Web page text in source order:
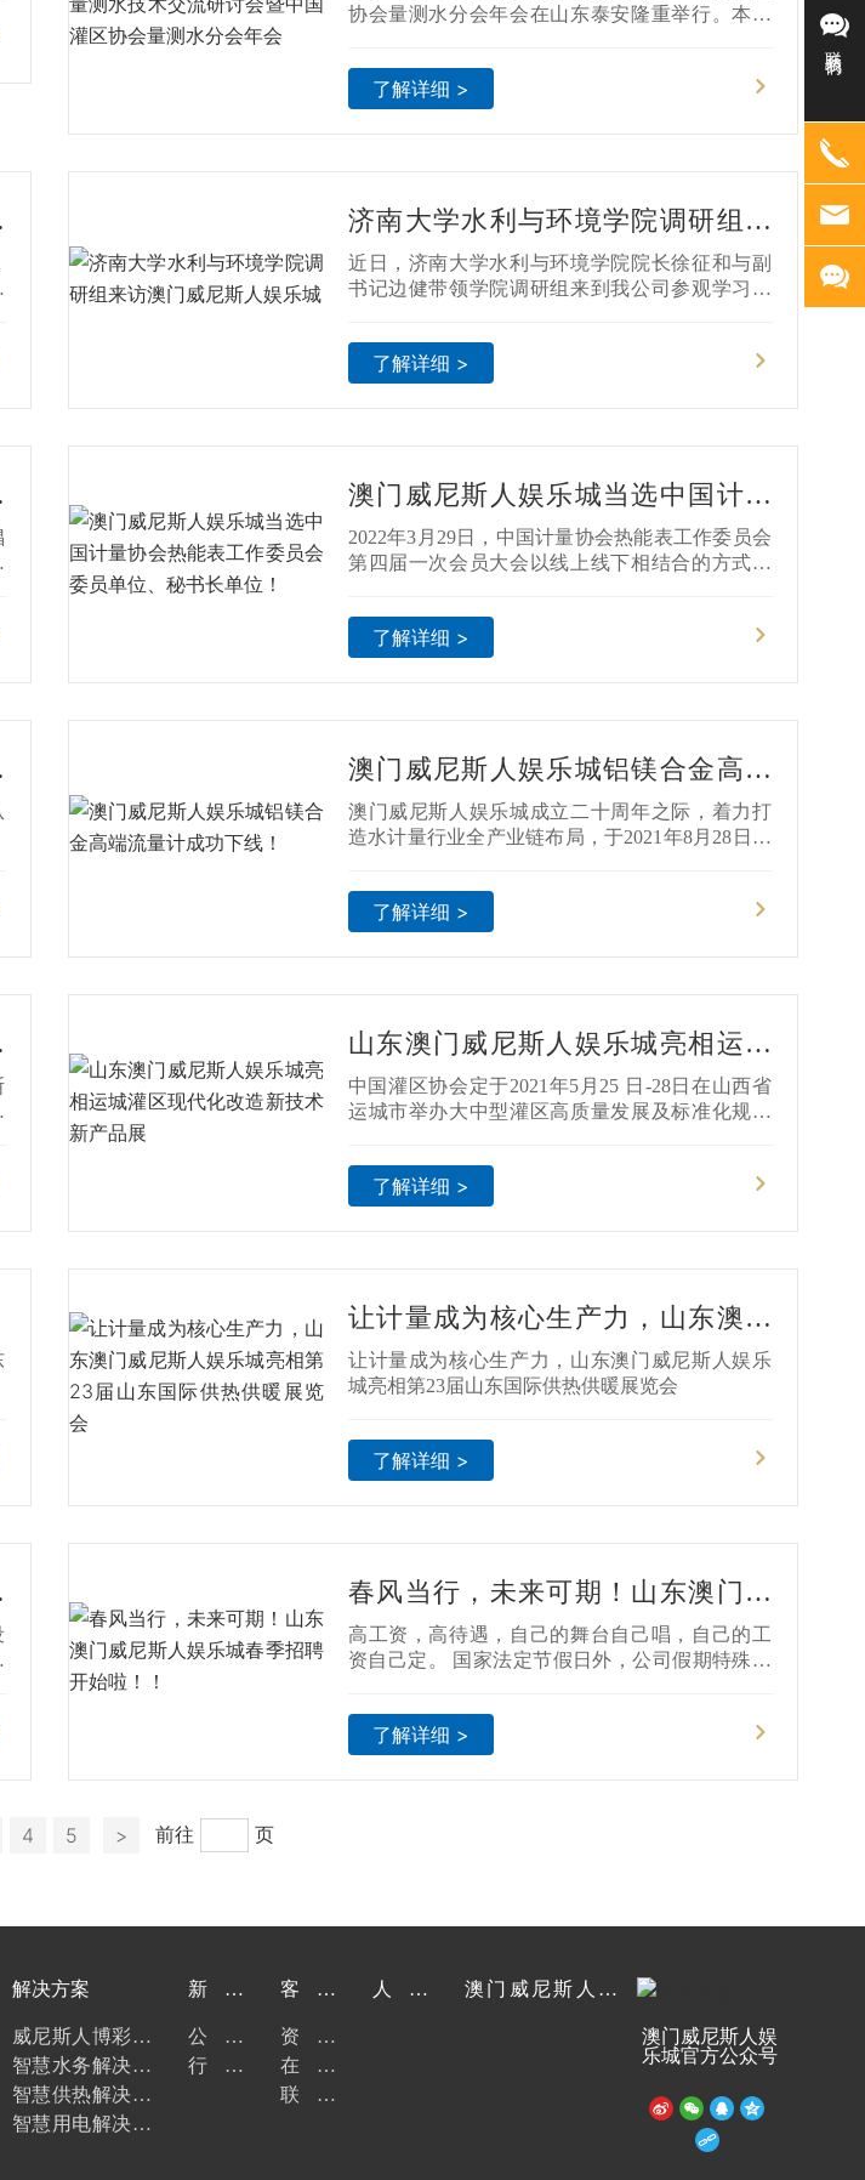
测水分会年会
协会量测水分会年会在山东泰安隆重举行。本次
合改革"为主题，由中国灌区协会主办、澳门威尼
斯人娱乐城参与承办。 水利部农村水利水电司、
中国灌溉排水发展中心、中国灌区协会、山东省
水利厅以及泰安市人民政府等领导和专家应邀出
席会议，全国18个省市的水利行政主管部门、灌
50余人参加了此次会议。威尼斯人博彩董事长郝
了解详细 >
济南大学水利与环境学院调研组来
访澳门威尼斯人娱乐城
近日，济南大学水利与环境学院院长徐征和与副
书记边健带领学院调研组来到我公司参观学习。
欢迎，并陪同参观了我公司的现代化展厅、智慧
工厂以及水利设备现场应用。参观完毕，双方在
澳门威尼斯人娱乐城会议室展开了座谈会，徐征
和院长对我公司的热情接待和诚恳交流表示感
谢，并强调济南大学与我公司源远流长，在校企
泛长久。董事长表示，面对国家水利市场现
了解详细 >
澳门威尼斯人娱乐城当选中国计量
协会热能表工作委员会委员单位、
秘书长单位！
2022年3月29日，中国计量协会热能表工作委员会
第四届一次会员大会以线上线下相结合的方式顺
兼秘书长王晓冬出席会议并致辞。
了解详细 >
澳门威尼斯人娱乐城铝镁合金高端
流量计成功下线！
澳门威尼斯人娱乐城成立二十周年之际，着力打
造水计量行业全产业链布局，于2021年8月28日举
的成功下线标志着澳门威尼斯人娱乐城高端流量
计铝合金智能计量产业全面开辟，对于澳门威尼
斯人娱乐城做大做强涉水产业，迎来新的利好。
了解详细 >
山东澳门威尼斯人娱乐城亮相运城
灌区现代化改造新技术新产品展
中国灌区协会定于2021年5月25 日-28日在山西省
运城市举办大中型灌区高质量发展及标准化规范
加此次培训班和展览。
了解详细 >
让计量成为核心生产力，山东澳门
威尼斯人娱乐城亮相第23届山东国
际供热供暖展览会
让计量成为核心生产力，山东澳门威尼斯人娱乐
城亮相第23届山东国际供热供暖展览会
了解详细 >
春风当行，未来可期！山东澳门威
尼斯人娱乐城春季招聘开始啦！！
高工资，高待遇，自己的舞台自己唱，自己的工
资自己定。 国家法定节假日外，公司假期特殊福
节日假。 新员工入职特色培训，专业导师制带徒
机制，拓展训练，专项培训。体检，旅游，婚育
礼金，各项团建活动高额奖励。员工福利住宅小
区，困难员工专项资助基金。
了解详细 >
4 5 > 前往 页
解决方案
威尼斯人博彩解
决方案
智慧水务解决方
案
智慧供热解决方
案
智慧用电解决方
新闻
公司
新闻
行业
客户
资料
下载
在线
留言
联系
人才
澳门威尼斯人娱
澳门威尼斯人娱
乐城官方公众号